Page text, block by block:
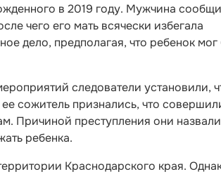
в 2019 году. Мужчина
чего его мать всячески избегала
дело, предполагая, что ребенок мог
следователи установили,
сожитель признались, что
Причиной преступления они назвали
ребенка.
Краснодарского края.